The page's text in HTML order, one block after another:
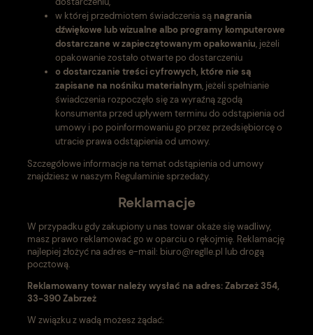
w której przedmiotem świadczenia są nagrania
dźwiękowe lub wizualne albo programy komputerowe
dostarczane w zapieczętowanym opakowaniu, jeżeli
opakowanie zostało otwarte po dostarczeniu
o dostarczanie treści cyfrowych, które nie są
zapisane na nośniku materialnym, jeżeli spełnianie
świadczenia rozpoczęło się za wyraźną zgodą
konsumenta przed upływem terminu do odstąpienia od
umowy i po poinformowaniu go przez przedsiębiorcę o
utracie prawa odstąpienia od umowy.
Szczegółowe informacje na temat odstąpienia od umowy
znajdziesz w naszym Regulaminie sprzedaży.
Reklamacje
W przypadku gdy zakupiony u nas towar okaże się wadliwy,
masz prawo reklamować go w oparciu o rękojmię. Reklamację
najlepiej złożyć na adres e-mail: biuro@reglle.pl lub drogą
pocztową.
Reklamowany towar należy wysłać na adres: Zabrzeż 354,
33-390 Zabrzeż
W związku z wadą możesz żądać: